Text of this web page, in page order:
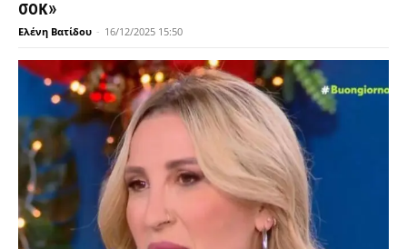
σοκ»
Ελένη Βατίδου - 16/12/2025 15:50